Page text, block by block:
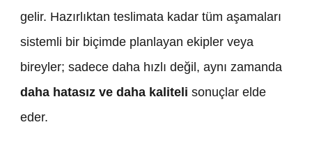
gelir. Hazırlıktan teslimata kadar tüm aşamaları
sistemli bir biçimde planlayan ekipler veya
bireyler; sadece daha hızlı değil, aynı zamanda
daha hatasız ve daha kaliteli sonuçlar elde
eder.